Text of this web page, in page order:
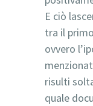
E ciò
tra il
ovvero
risulti
quale